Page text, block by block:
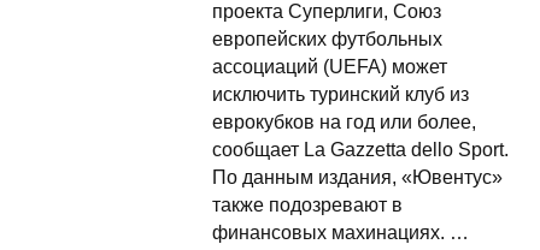
проекта Суперлиги, Союз
европейских футбольных
ассоциаций (UEFA) может
исключить туринский клуб из
еврокубков на год или более,
сообщает La Gazzetta dello Sport.
По данным издания, «Ювентус»
также подозревают в
финансовых махинациях. …